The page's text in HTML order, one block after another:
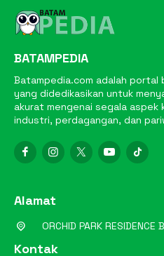
BATAMPEDIA
Batampedia.com adalah portal
yang didedikasikan untuk
akurat mengenai segala aspek
industri, perdagangan, dan
Alamat
ORCHID PARK RESIDENCE
Kontak